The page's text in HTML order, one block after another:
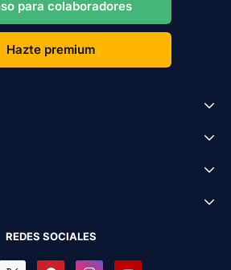
para colaboradores
Hazte premium
REDES SOCIALES